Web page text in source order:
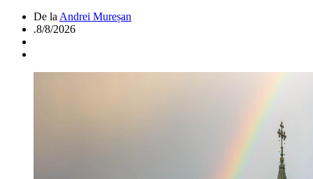
De la Andrei Mureșan
.8/8/2026